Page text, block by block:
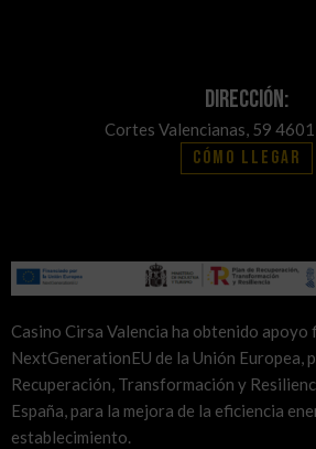
Dirección:
Cortes Valencianas, 59
Cómo llegar
Casino Cirsa Valencia ha obtenido
NextGenerationEU de la Unión Europea,
Recuperación, Transformación y
España, para la mejora de la eficiencia
establecimiento.